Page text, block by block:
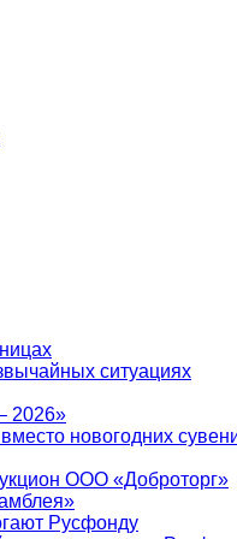
ситуациях
2026»
новогодних
ООО «Доброторг»
Русфонду